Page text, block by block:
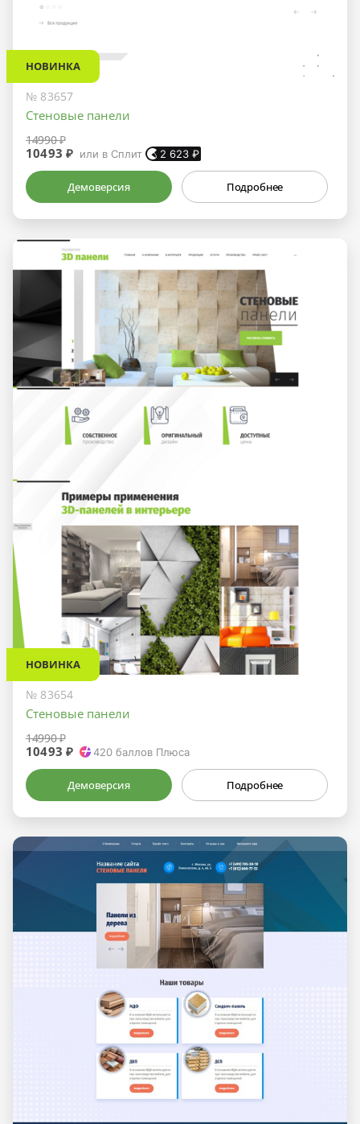
НОВИНКА
№ 83657
Стеновые панели
14990 ₽
10493 ₽ или в Сплит 2 623 ₽
Демоверсия Подробнее
НОВИНКА
№ 83654
Стеновые панели
14990 ₽
10493 ₽ 420 баллов Плюса
Демоверсия Подробнее